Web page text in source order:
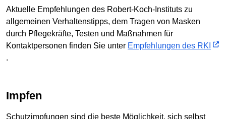
Aktuelle Empfehlungen des Robert-Koch-Instituts zu
allgemeinen Verhaltenstipps, dem Tragen von Masken
durch Pflegekräfte, Testen und Maßnahmen für
Kontaktpersonen finden Sie unter Empfehlungen des RKI
.
Impfen
Schutzimpfungen sind die beste Möglichkeit, sich selbst